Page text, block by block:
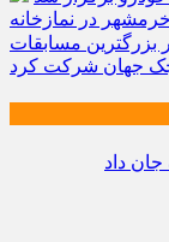
در نمازخانه
بزرگترین مسابقات
جهان شرکت کرد